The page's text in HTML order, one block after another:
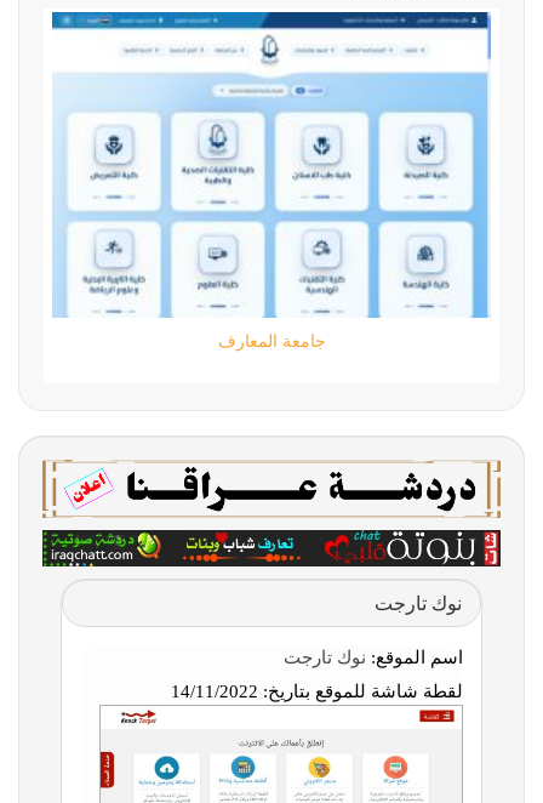
جامعة المعارف
نوك تارجت
اسم الموقع: نوك تارجت
لقطة شاشة للموقع بتاريخ: